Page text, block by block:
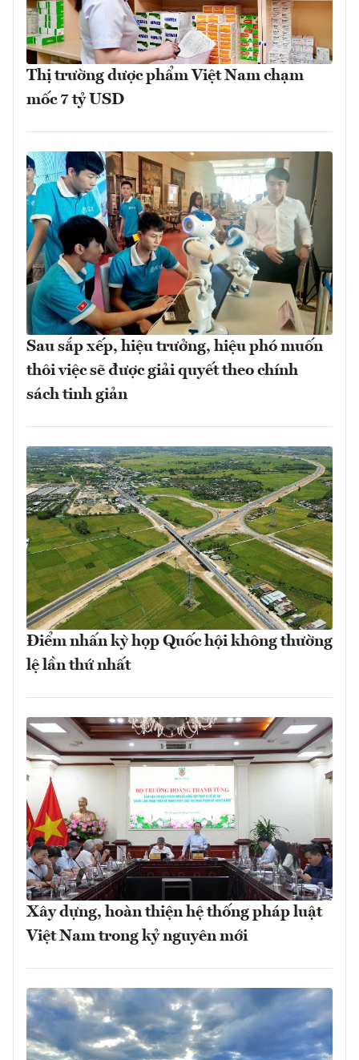
Thị trường dược phẩm Việt Nam chạm
mốc 7 tỷ USD
Sau sắp xếp, hiệu trưởng, hiệu phó muốn
thôi việc sẽ được giải quyết theo chính
sách tinh giản
Điểm nhấn kỳ họp Quốc hội không thường
lệ lần thứ nhất
Xây dựng, hoàn thiện hệ thống pháp luật
Việt Nam trong kỷ nguyên mới